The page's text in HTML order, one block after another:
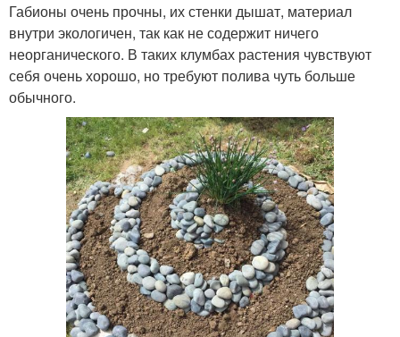
Габионы очень прочны, их стенки дышат, материал
внутри экологичен, так как не содержит ничего
неорганического. В таких клумбах растения чувствуют
себя очень хорошо, но требуют полива чуть больше
обычного.